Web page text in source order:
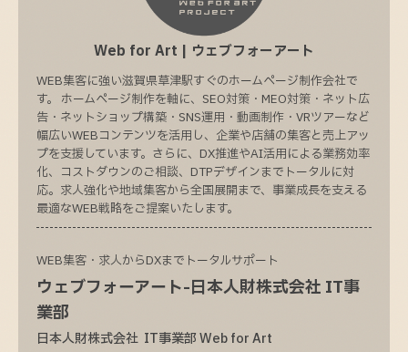
Web for Art | ウェブフォーアート
WEB集客に強い滋賀県草津駅すぐのホームページ制作会社で
す。 ホームページ制作を軸に、SEO対策・MEO対策・ネット広
告・ネットショップ構築・SNS運用・動画制作・VRツアーなど
幅広いWEBコンテンツを活用し、企業や店舗の集客と売上アッ
プを支援しています。さらに、DX推進やAI活用による業務効率
化、コストダウンのご相談、DTPデザインまでトータルに対
応。求人強化や地域集客から全国展開まで、事業成長を支える
最適なWEB戦略をご提案いたします。
WEB集客・求人からDXまでトータルサポート
ウェブフォーアート-日本人財株式会社 IT事
業部
日本人財株式会社 IT事業部 Web for Art